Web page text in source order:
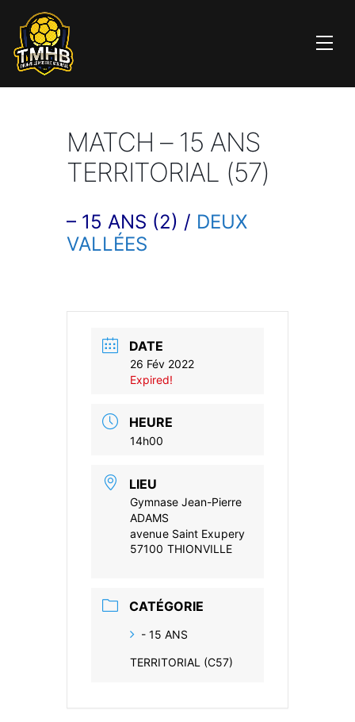
MATCH – 15 ANS
TERRITORIAL (57)
– 15 ANS (2) / DEUX
VALLÉES
DATE
26 Fév 2022
Expired!
HEURE
14h00
LIEU
Gymnase Jean-Pierre
ADAMS
avenue Saint Exupery
57100 THIONVILLE
CATÉGORIE
- 15 ANS
TERRITORIAL (C57)